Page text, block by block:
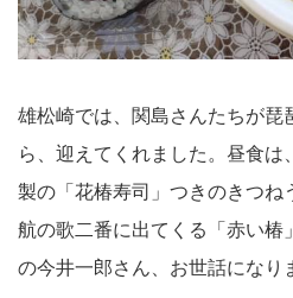
雄松崎では、関島さんたちが琵
ら、迎えてくれました。昼食
製の「花椿寿司」つきのきつね
航の歌二番に出てくる「赤い椿
の今井一郎さん、お世話になり